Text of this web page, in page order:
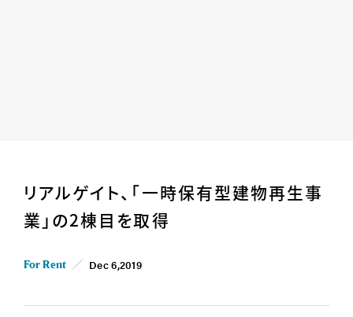
リアルゲイト、「一時保有型建物再生事
業」の2棟目を取得
For Rent Dec 6,2019
Business
For Owner
Works
Cases
Company
SDGs